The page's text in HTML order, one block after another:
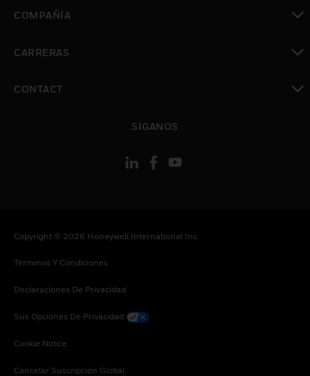
COMPAÑÍA
CARRERAS
CONTACT
SÍGANOS
Copyright © 2026 Honeywell International Inc
Términos Y Condiciones
Declaraciones De Privacidad
Sus Opciones De Privacidad
Cookie Notice
Cancelar Suscripción Global